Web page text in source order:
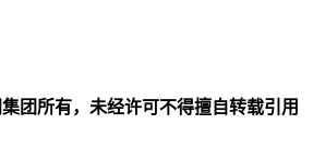
团所有，未经许可不得擅自转载引用